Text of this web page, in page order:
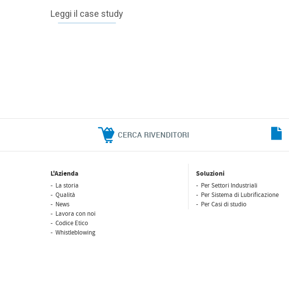
Leggi il case study
CERCA RIVENDITORI
L'Azienda
La storia
Qualità
News
Lavora con noi
Codice Etico
Whistleblowing
Soluzioni
Per Settori Industriali
Per Sistema di Lubrificazione
Per Casi di studio